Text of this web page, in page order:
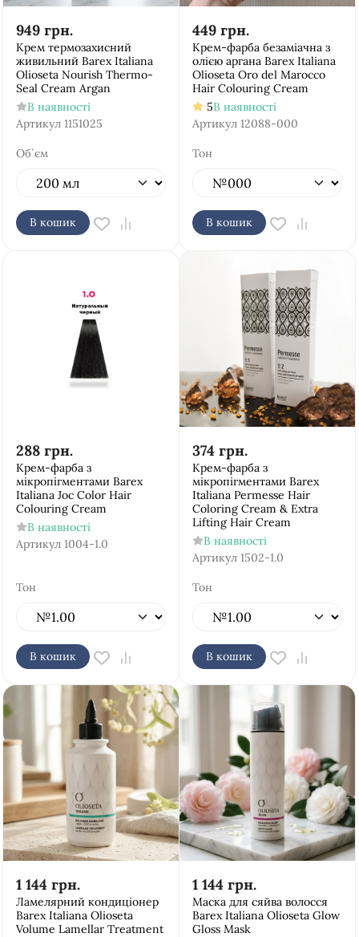
949 грн.
Крем термозахисний
живильний Barex Italiana
Olioseta Nourish Thermo-
Seal Cream Argan
В наявності
Артикул 1151025
Об`єм
В кошик
449 грн.
Крем-фарба безаміачна з
олією аргана Barex Italiana
Olioseta Oro del Marocco
Hair Colouring Cream
5В наявності
Артикул 12088-000
Тон
В кошик
288 грн.
Крем-фарба з
мікропігментами Barex
Italiana Joc Color Hair
Colouring Cream
В наявності
Артикул 1004-1.0
Тон
В кошик
374 грн.
Крем-фарба з
мікропігментами Barex
Italiana Permesse Hair
Coloring Cream & Extra
Lifting Hair Cream
В наявності
Артикул 1502-1.0
Тон
В кошик
1 144 грн.
Ламелярний кондиціонер
Barex Italiana Olioseta
Volume Lamellar Treatment
1 144 грн.
Маска для сяйва волосся
Barex Italiana Olioseta Glow
Gloss Mask